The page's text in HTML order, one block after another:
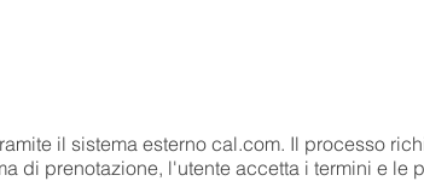
il sistema esterno cal.com. Il processo
di prenotazione, l'utente accetta i termini e le